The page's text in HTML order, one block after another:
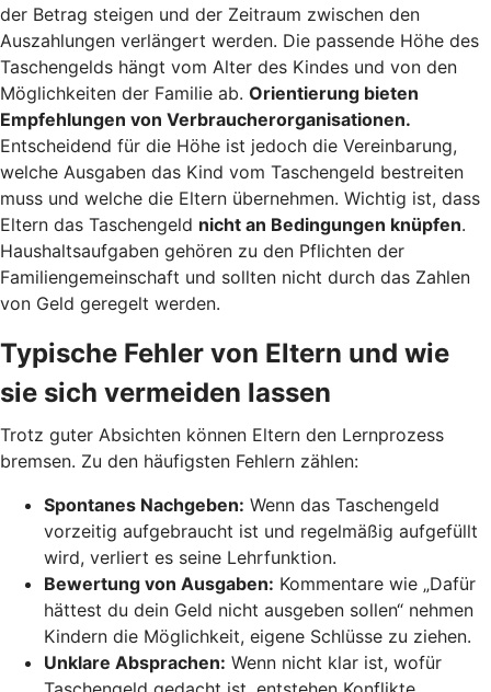
der Betrag steigen und der Zeitraum zwischen den
Auszahlungen verlängert werden. Die passende Höhe des
Taschengelds hängt vom Alter des Kindes und von den
Möglichkeiten der Familie ab. Orientierung bieten
Empfehlungen von Verbraucherorganisationen.
Entscheidend für die Höhe ist jedoch die Vereinbarung,
welche Ausgaben das Kind vom Taschengeld bestreiten
muss und welche die Eltern übernehmen. Wichtig ist, dass
Eltern das Taschengeld nicht an Bedingungen knüpfen.
Haushaltsaufgaben gehören zu den Pflichten der
Familiengemeinschaft und sollten nicht durch das Zahlen
von Geld geregelt werden.
Typische Fehler von Eltern und wie
sie sich vermeiden lassen
Trotz guter Absichten können Eltern den Lernprozess
bremsen. Zu den häufigsten Fehlern zählen:
Spontanes Nachgeben: Wenn das Taschengeld
vorzeitig aufgebraucht ist und regelmäßig aufgefüllt
wird, verliert es seine Lehrfunktion.
Bewertung von Ausgaben: Kommentare wie „Dafür
hättest du dein Geld nicht ausgeben sollen“ nehmen
Kindern die Möglichkeit, eigene Schlüsse zu ziehen.
Unklare Absprachen: Wenn nicht klar ist, wofür